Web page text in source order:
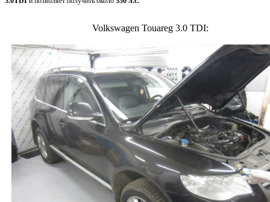
Volkswagen Touareg 3.0 TDI: